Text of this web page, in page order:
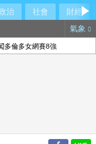
治 社會
財經
氣象
倫多女網賽8強